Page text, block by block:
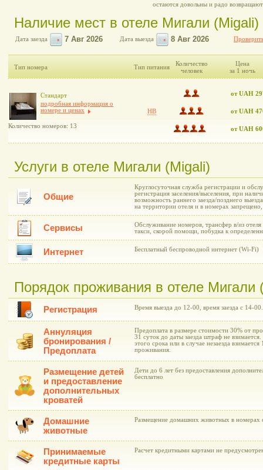
остаются довольны и радо
Наличие мест в отеле Мигали (Migali)
Дата заезда Дата выезда
Тип номера Тип питания
Количество
человек
Цена
за 1 ночь
Стандарт
подробная информация о
номере и ценах
Количество номеров: 13
HB
от UAH
от UAH
от UAH
Услуги в отеле Мигали (Migali)
Общие
Круглосуточная служба регистрации и
регистрация заселения/выселения, при
возможность раннего заезда/позднего
на территории отеля и в номерах запрещено,
Сервисы
Обслуживание номеров, трансфер в/из
такси, скорой помощи, побудка к
Интернет Бесплатный беспроводной интернет (Wi-Fi)
Порядок проживания в отеле Мигали
Регистрация Время выезда до 12-00, время заезда с 14-00.
Аннуляция
бронирования /
Предоплата
Предоплата в размере стоимости 30% от
31 суток до даты заезда штраф не
этого срока или в случае незаезда
проживания.
Размещение детей
и предоставление
дополнительных
кроватей
Дети до 6 лет без предоставления
бесплатно
Домашние
животные
Размещение домашних животных в номерах
Принимаемые
кредитные карты
Расчет кредитными картами не